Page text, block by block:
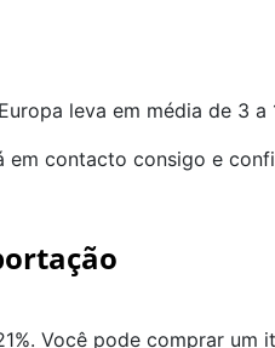
leva em média de 3 a
contacto consigo e
Você pode comprar um